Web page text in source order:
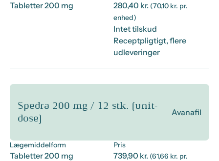
Tabletter 200 mg 280,40 kr. (70,10 kr. pr.
enhed)
Intet tilskud
Receptpligtigt, flere
udleveringer
Spedra 200 mg / 12 stk. (unit-
dose)
Avanafil
Lægemiddelform
Tabletter 200 mg
Pris
739,90 kr. (61,66 kr. pr.